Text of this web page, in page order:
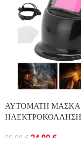
ΑΥΤΟΜΑΤΗ ΜΑΣΚΑ
29.90 € 24.90€